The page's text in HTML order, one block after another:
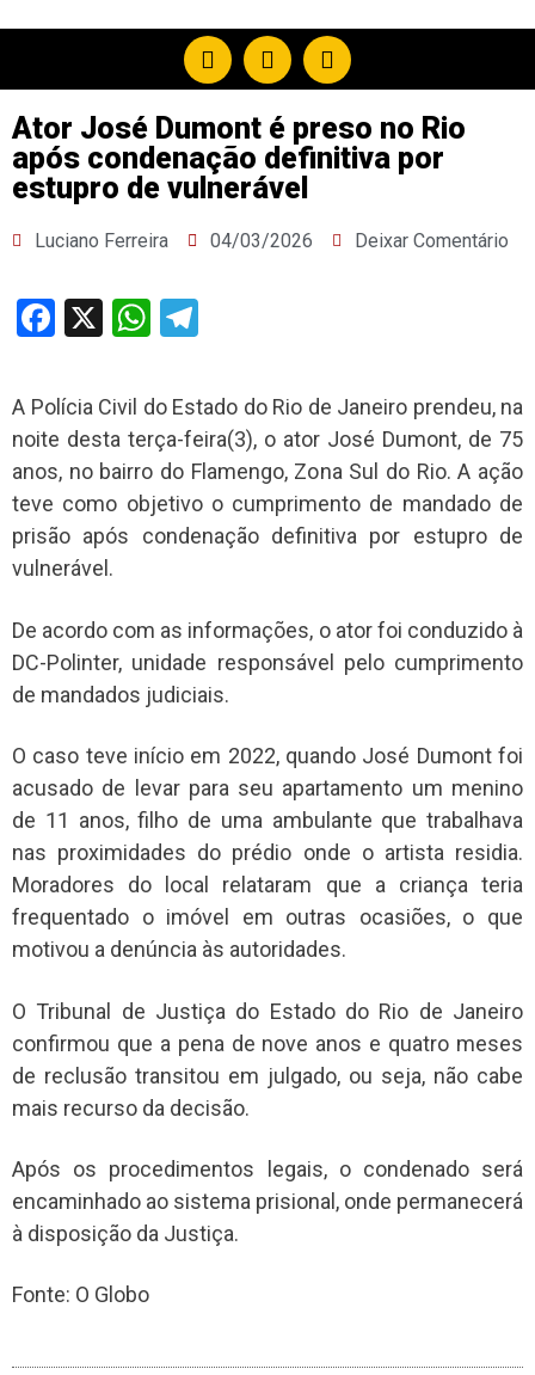
Ator José Dumont é preso no Rio
após condenação definitiva por
estupro de vulnerável
Luciano Ferreira 04/03/2026 Deixar Comentário
Facebook
X WhatsApp
A Polícia Civil do Estado do Rio de Janeiro prendeu, na
noite desta terça-feira(3), o ator José Dumont, de 75
anos, no bairro do Flamengo, Zona Sul do Rio. A ação
teve como objetivo o cumprimento de mandado de
prisão após condenação definitiva por estupro de
vulnerável.
De acordo com as informações, o ator foi conduzido à
DC-Polinter, unidade responsável pelo cumprimento
de mandados judiciais.
O caso teve início em 2022, quando José Dumont foi
acusado de levar para seu apartamento um menino
de 11 anos, filho de uma ambulante que trabalhava
nas proximidades do prédio onde o artista residia.
Moradores do local relataram que a criança teria
frequentado o imóvel em outras ocasiões, o que
motivou a denúncia às autoridades.
O Tribunal de Justiça do Estado do Rio de Janeiro
confirmou que a pena de nove anos e quatro meses
de reclusão transitou em julgado, ou seja, não cabe
mais recurso da decisão.
Após os procedimentos legais, o condenado será
encaminhado ao sistema prisional, onde permanecerá
à disposição da Justiça.
Fonte: O Globo